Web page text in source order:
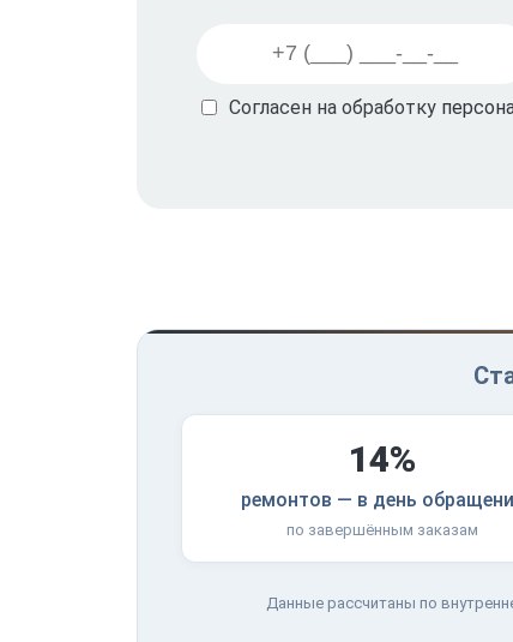
Согласен на обработку
14%
ремонтов — в день
по завершённым заказам
Данные рассчитаны по